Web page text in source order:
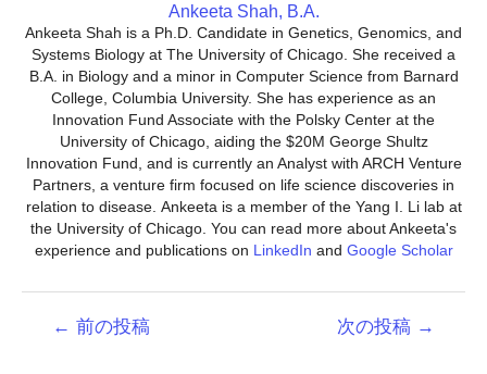
Ankeeta Shah, B.A.
Ankeeta Shah is a Ph.D. Candidate in Genetics, Genomics, and
Systems Biology at The University of Chicago. She received a
B.A. in Biology and a minor in Computer Science from Barnard
College, Columbia University. She has experience as an
Innovation Fund Associate with the Polsky Center at the
University of Chicago, aiding the $20M George Shultz
Innovation Fund, and is currently an Analyst with ARCH Venture
Partners, a venture firm focused on life science discoveries in
relation to disease. Ankeeta is a member of the Yang I. Li lab at
the University of Chicago. You can read more about Ankeeta's
experience and publications on LinkedIn and Google Scholar
← 前の投稿 次の投稿 →